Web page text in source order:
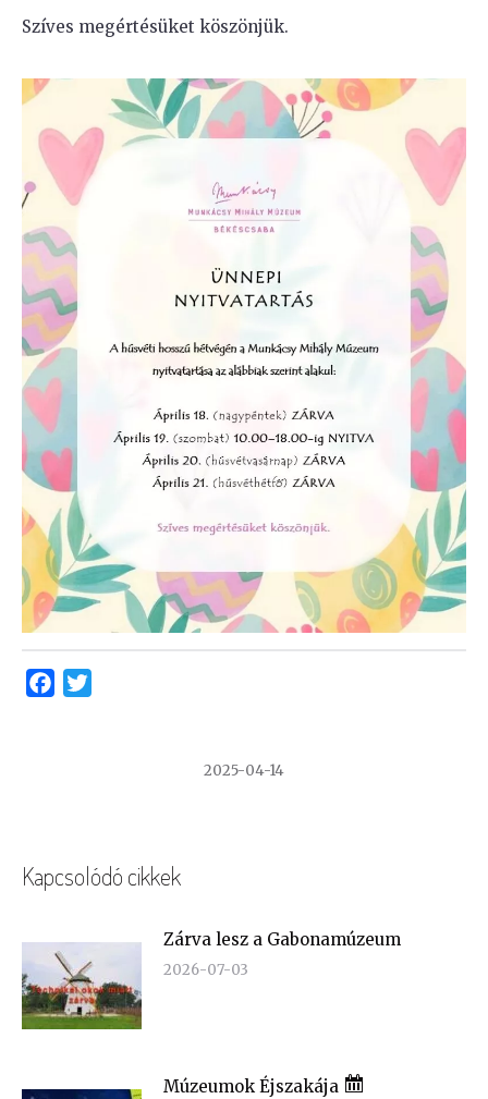
Szíves megértésüket köszönjük.
Facebook
2025-04-14
Kapcsolódó cikkek
Zárva lesz a Gabonamúzeum
2026-07-03
Múzeumok Éjszakája